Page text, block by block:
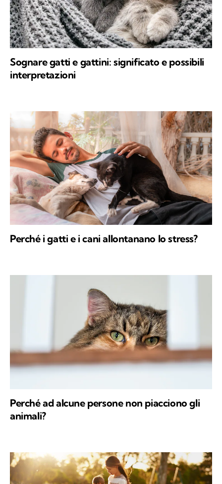
Sognare gatti e gattini: significato e possibili
interpretazioni
Perché i gatti e i cani allontanano lo stress?
Perché ad alcune persone non piacciono gli
animali?